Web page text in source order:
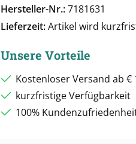
Hersteller-Nr.:7181631
Lieferzeit:Artikel wird
Unsere Vorteile
Kostenloser Versand ab €
kurzfristige Verfügbarkeit
100%